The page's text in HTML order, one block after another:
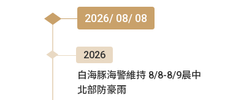
2026/ 08/ 08
2026
白海豚海警維持 8/8-8/9晨中
北部防豪雨